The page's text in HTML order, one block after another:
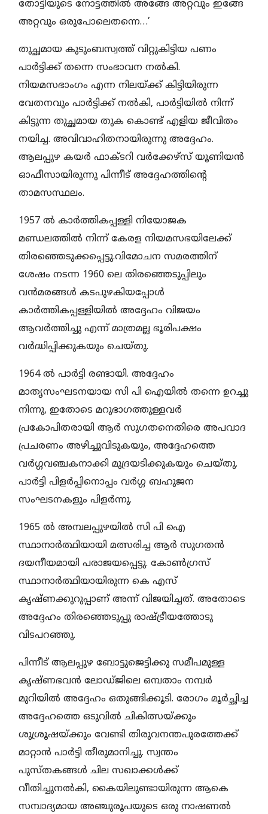
തോട്ടിയുടെ നോട്ടത്തില്‍ അങ്ങേ അറ്റവും ഇങ്ങേ
അറ്റവും ഒരുപോലെതന്നെ…’
തുച്ഛമായ കുടുംബസ്വത്ത് വിറ്റുകിട്ടിയ പണം
പാര്‍ട്ടിക്ക് തന്നെ സംഭാവന നല്‍കി.
നിയമസഭാംഗം എന്ന നിലയ്ക്ക് കിട്ടിയിരുന്ന
വേതനവും പാര്‍ട്ടിക്ക് നല്‍കി, പാര്‍ട്ടിയില്‍ നിന്ന്
കിട്ടുന്ന തുച്ഛമായ തുക കൊണ്ട് എളിയ ജീവിതം
നയിച്ച. അവിവാഹിതനായിരുന്നു അദ്ദേഹം.
ആലപ്പുഴ കയര്‍ ഫാക്ടറി വര്‍ക്കേഴ്സ് യൂണിയന്‍
ഓഫീസായിരുന്നു പിന്നീട് അദ്ദേഹത്തിന്റെ
താമസസ്ഥലം.
1957 ല്‍ കാര്‍ത്തികപ്പള്ളി നിയോജക
മണ്ഡലത്തില്‍ നിന്ന് കേരള നിയമസഭയിലേക്ക്
തിരഞ്ഞെടുക്കപ്പെട്ടു.വിമോചന സമരത്തിന്
ശേഷം നടന്ന 1960 ലെ തിരഞ്ഞെടുപ്പിലും
വന്‍മരങ്ങള്‍ കടപുഴകിയപ്പോള്‍
കാര്‍ത്തികപ്പള്ളിയില്‍ അദ്ദേഹം വിജയം
ആവര്‍ത്തിച്ചു എന്ന് മാത്രമല്ല ഭൂരിപക്ഷം
വര്‍ദ്ധിപ്പിക്കുകയും ചെയ്തു.
1964 ല്‍ പാര്‍ട്ടി രണ്ടായി. അദ്ദേഹം
മാതൃസംഘടനയായ സി പി ഐയില്‍ തന്നെ ഉറച്ചു
നിന്നു, ഇതോടെ മറുഭാഗത്തുള്ളവര്‍
പ്രകോപിതരായി ആര്‍ സുഗതനെതിരെ അപവാദ
പ്രചരണം അഴിച്ചുവിടുകയും, അദ്ദേഹത്തെ
വര്‍ഗ്ഗവഞ്ചകനാക്കി മുദ്രയടിക്കുകയും ചെയ്തു.
പാര്‍ട്ടി പിളര്‍പ്പിനൊപ്പം വര്‍ഗ്ഗ ബഹുജന
സംഘടനകളും പിളര്‍ന്നു.
1965 ല്‍ അമ്പലപ്പുഴയില്‍ സി പി ഐ
സ്ഥാനാര്‍ത്ഥിയായി മത്സരിച്ച ആര്‍ സുഗതന്‍
ദയനീയമായി പരാജയപ്പെട്ടു. കോണ്‍ഗ്രസ്
സ്ഥാനാര്‍ത്ഥിയായിരുന്ന കെ എസ്
കൃഷ്ണക്കുറുപ്പാണ് അന്ന് വിജയിച്ചത്. അതോടെ
അദ്ദേഹം തിരഞ്ഞെടുപ്പു രാഷ്ട്രീയത്തോടു
വിടപറഞ്ഞു.
പിന്നീട് ആലപ്പുഴ ബോട്ടുജെട്ടിക്കു സമീപമുള്ള
കൃഷ്ണഭവന്‍ ലോഡ്ജിലെ ഒമ്പതാം നമ്പര്‍
മുറിയില്‍ അദ്ദേഹം ഒതുങ്ങിക്കൂടി. രോഗം മൂര്‍ച്ഛിച്ച
അദ്ദേഹത്തെ ഒടുവില്‍ ചികിത്സയ്ക്കും
ശുശ്രൂഷയ്ക്കും വേണ്ടി തിരുവനന്തപുരത്തേക്ക്
മാറ്റാന്‍ പാര്‍ട്ടി തീരുമാനിച്ചു. സ്വന്തം
പുസ്തകങ്ങള്‍ ചില സഖാക്കള്‍ക്ക്
വീതിച്ചുനല്‍കി, കൈയിലുണ്ടായിരുന്ന ആകെ
സമ്പാദ്യമായ അഞ്ചുരൂപയുടെ ഒരു നാഷണല്‍